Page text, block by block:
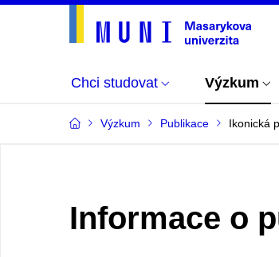
Chci studovat Výzkum
Výzkum Publikace Ikonická
Informace o